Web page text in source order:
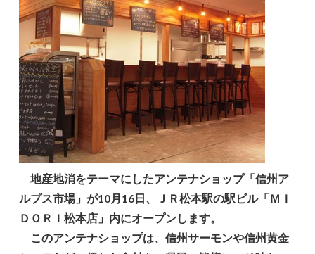
地産地消をテーマにしたアンテナショップ「信州ア
ルプス市場」が10月16日、ＪＲ松本駅の駅ビル「ＭＩ
ＤＯＲＩ松本店」内にオープンします。
このアンテナショップは、信州サーモンや信州黄金